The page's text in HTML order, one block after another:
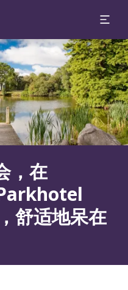
，在
舒适地呆在